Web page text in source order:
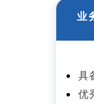
业
具
优